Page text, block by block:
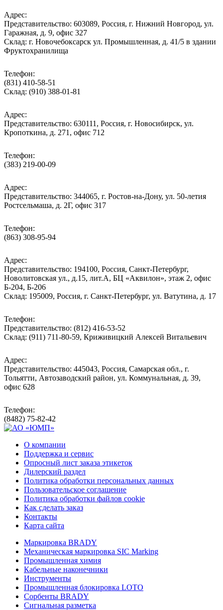
Адрес:
Представительство: 603089, Россия, г. Нижний Новгород, ул.
Гаражная, д. 9, офис 327
Склад: г. Новочебоксарск ул. Промышленная, д. 41/5 в здании
Фруктохранилища
Телефон:
(831) 410-58-51
Склад: (910) 388-01-81
Адрес:
Представительство: 630111, Россия, г. Новосибирск, ул.
Кропоткина, д. 271, офис 712
Телефон:
(383) 219-00-09
Адрес:
Представительство: 344065, г. Ростов-на-Дону, ул. 50-летия
Ростсельмаша, д. 2Г, офис 317
Телефон:
(863) 308-95-94
Адрес:
Представительство: 194100, Россия, Санкт-Петербург,
Новолитовская ул., д.15, лит.А, БЦ «Аквилон», этаж 2, офис
Б-204, Б-206
Склад: 195009, Россия, г. Санкт-Петербург, ул. Ватутина, д. 17
Телефон:
Представительство: (812) 416-53-52
Склад: (911) 711-80-59, Криживицкий Алексей Витальевич
Адрес:
Представительство: 445043, Россия, Самарская обл., г.
Тольятти, Автозаводский район, ул. Коммунальная, д. 39,
офис 628
Телефон:
(8482) 75-82-42
О компании
Поддержка и сервис
Опросный лист заказа этикеток
Дилерский раздел
Политика обработки персональных данных
Пользовательское соглашение
Политика обработки файлов cookie
Как сделать заказ
Контакты
Карта сайта
Маркировка BRADY
Механическая маркировка SIC Marking
Промышленная химия
Кабельные наконечники
Инструменты
Промышленная блокировка LOTO
Сорбенты BRADY
Сигнальная разметка